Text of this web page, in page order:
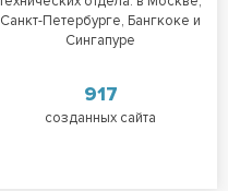
Санкт-Петербурге, Бангкоке и
Сингапуре
917
созданных сайта